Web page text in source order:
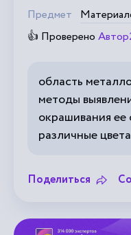
Предмет
👍 Проверено
область
методы
окрашивания
различные
Поделиться